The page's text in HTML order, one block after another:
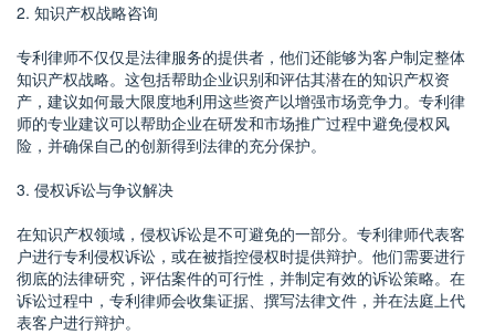
2. 知识产权战略咨询
专利律师不仅仅是法律服务的提供者，他们还能够为客户制定整体
知识产权战略。这包括帮助企业识别和评估其潜在的知识产权资
产，建议如何最大限度地利用这些资产以增强市场竞争力。专利律
师的专业建议可以帮助企业在研发和市场推广过程中避免侵权风
险，并确保自己的创新得到法律的充分保护。
3. 侵权诉讼与争议解决
在知识产权领域，侵权诉讼是不可避免的一部分。专利律师代表客
户进行专利侵权诉讼，或在被指控侵权时提供辩护。他们需要进行
彻底的法律研究，评估案件的可行性，并制定有效的诉讼策略。在
诉讼过程中，专利律师会收集证据、撰写法律文件，并在法庭上代
表客户进行辩护。